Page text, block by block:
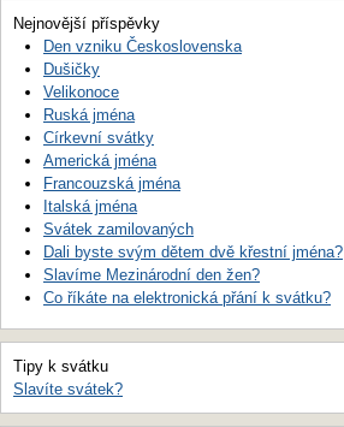
Nejnovější příspěvky
Den vzniku Československa
Dušičky
Velikonoce
Ruská jména
Církevní svátky
Americká jména
Francouzská jména
Italská jména
Svátek zamilovaných
Dali byste svým dětem dvě křestní jména?
Slavíme Mezinárodní den žen?
Co říkáte na elektronická přání k svátku?
Tipy k svátku
Slavíte svátek?